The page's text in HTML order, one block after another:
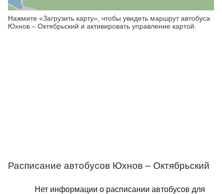
Нажмите «Загрузить карту», чтобы увидеть маршрут автобуса
Юхнов – Октябрьский и активировать управление картой.
Расписание автобусов Юхнов – Октябрьский
Нет информации о расписании автобусов для